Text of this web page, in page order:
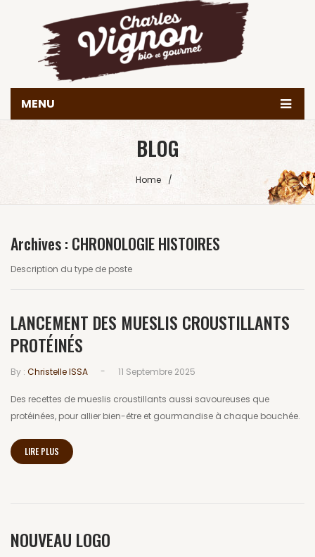
MENU
Nous trouver
Contact
BLOG
Home /
Archives : CHRONOLOGIE HISTOIRES
Description du type de poste
LANCEMENT DES MUESLIS CROUSTILLANTS
PROTÉINÉS
By : Christelle ISSA - 11 Septembre 2025
Des recettes de mueslis croustillants aussi savoureuses que
protéinées, pour allier bien-être et gourmandise à chaque bouchée.
LIRE PLUS
NOUVEAU LOGO